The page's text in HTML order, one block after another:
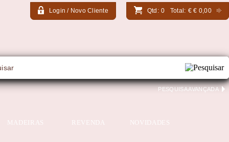
Login / Novo Cliente Qtd: 0 Total: €€ 0,00
PESQUISA AVANÇADA
MADEIRAS REVENDA NOVIDADES